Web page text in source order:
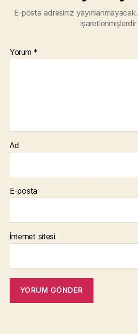
E-posta adresiniz yayınlanmayacak.
işaretlenmişlerdir
Yorum *
Ad
E-posta
İnternet sitesi